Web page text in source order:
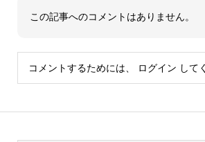
この記事へのコメントはありません。
コメントするためには、 ログイン して